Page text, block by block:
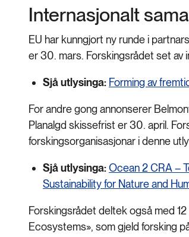
Internasjonalt
EU har kunngjort ny runde i
er 30. mars. Forskingsrådet set av
Sjå utlysinga: Forming av
For andre gong annonserer
Planalgd skissefrist er 30. april.
forskingsorganisasjonar i denne
Sjå utlysinga:Ocean 2 CRA –
Sustainability for Nature and
Forskingsrådet deltek også med
Ecosystems», som gjeld forsking